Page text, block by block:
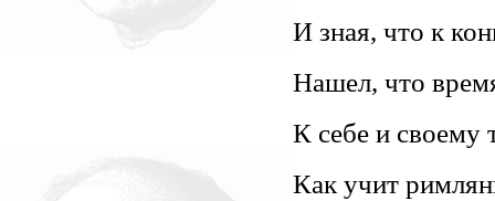
И зная, что к
Нашел, что
К себе и своему
Как учит